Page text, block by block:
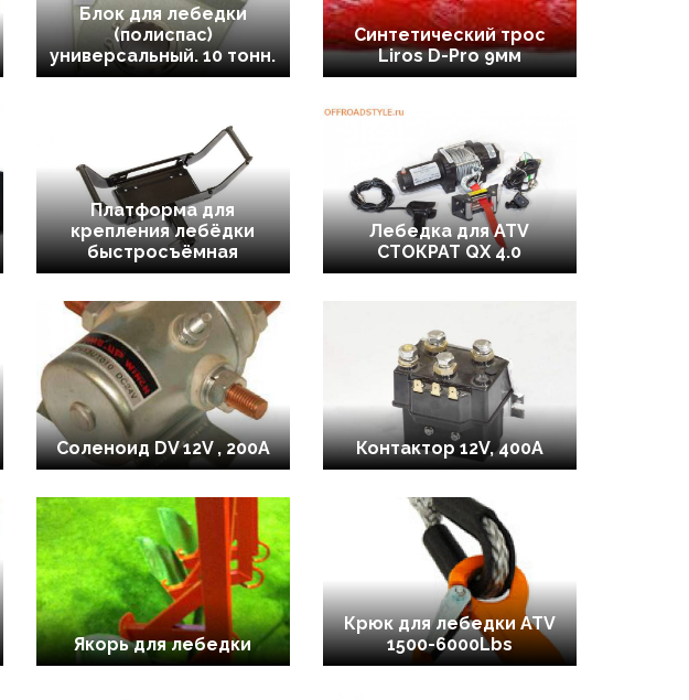
Блок для лебедки
(полиспас)
универсальный. 10 тонн.
Синтетический трос
Liros D-Pro 9мм
Платформа для
крепления лебёдки
быстросъёмная
Лебедка для ATV
СТОКРАТ QX 4.0
Соленоид DV 12V , 200А Контактор 12V, 400A
Якорь для лебедки
Крюк для лебедки ATV
1500-6000Lbs